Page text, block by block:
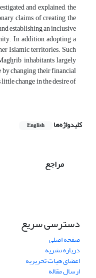
and explained, the
claims of creating the
establishing an inclusive
In addition, adopting a
Islamic territories. Such
ghrib inhabitants largely
by changing their financial
change in the desire of
کلیدواژه‌ها English
مراجع
دسترسی سریع
صفحه اصلی
درباره نشریه
اعضای هیات تحریریه
ارسال مقاله